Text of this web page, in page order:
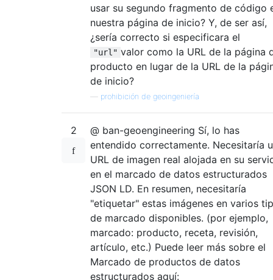
usar su segundo fragmento de código
nuestra página de inicio? Y, de ser así,
¿sería correcto si especificara el
"url" valor como la URL de la página
producto en lugar de la URL de la
de inicio?
prohibición de geoingeniería
2
@ ban-geoengineering Sí, lo has
entendido correctamente. Necesitaría
URL de imagen real alojada en su
en el marcado de datos estructurados
JSON LD. En resumen, necesitaría
"etiquetar" estas imágenes en varios
de marcado disponibles. (por ejemplo,
marcado: producto, receta, revisión,
artículo, etc.) Puede leer más sobre el
Marcado de productos de datos
estructurados aquí: